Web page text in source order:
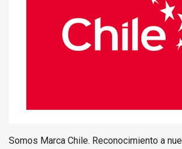
Somos Marca Chile. Reconocimiento a